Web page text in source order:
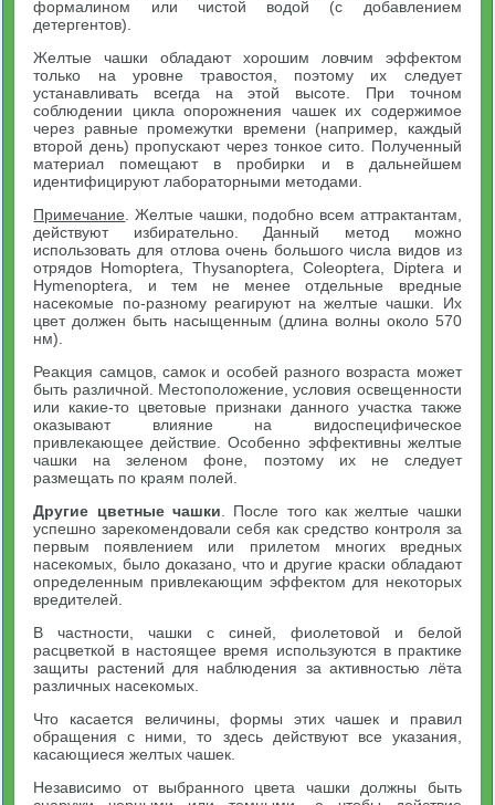
формалином или чистой водой (с добавлением
детергентов).
Желтые чашки обладают хорошим ловчим эффектом
только на уровне травостоя, поэтому их следует
устанавливать всегда на этой высоте. При точном
соблюдении цикла опорожнения чашек их содержимое
через равные промежутки времени (например, каждый
второй день) пропускают через тонкое сито. Полученный
материал помещают в пробирки и в дальнейшем
идентифицируют лабораторными методами.
Примечание . Желтые чашки, подобно всем аттрактантам,
действуют избирательно. Данный метод можно
использовать для отлова очень большого числа видов из
отрядов Homoptera, Thysanoptera, Coleoptera, Diptera и
Hymenoptera, и тем не менее отдельные вредные
насекомые по-разному реагируют на желтые чашки. Их
цвет должен быть насыщенным (длина волны около 570
нм).
Реакция самцов, самок и особей разного возраста может
быть различной. Местоположение, условия освещенности
или какие-то цветовые признаки данного участка также
оказывают влияние на видоспецифическое
привлекающее действие. Особенно эффективны желтые
чашки на зеленом фоне, поэтому их не следует
размещать по краям полей.
Другие цветные чашки . После того как желтые чашки
успешно зарекомендовали себя как средство контроля за
первым появлением или прилетом многих вредных
насекомых, было доказано, что и другие краски обладают
определенным привлекающим эффектом для некоторых
вредителей.
В частности, чашки с синей, фиолетовой и белой
расцветкой в настоящее время используются в практике
защиты растений для наблюдения за активностью лёта
различных насекомых.
Что касается величины, формы этих чашек и правил
обращения с ними, то здесь действуют все указания,
касающиеся желтых чашек.
Независимо от выбранного цвета чашки должны быть